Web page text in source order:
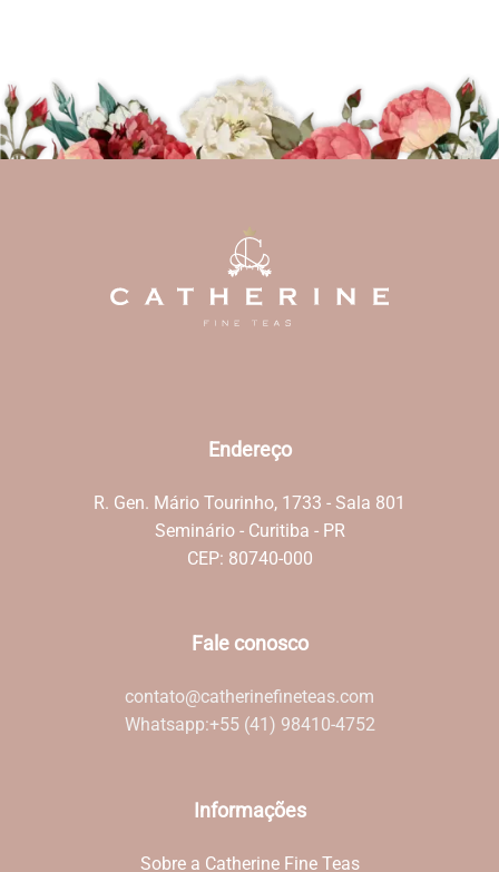
Endereço
R. Gen. Mário Tourinho, 1733 - Sala 801
Seminário - Curitiba - PR
CEP: 80740-000
Fale conosco
contato@catherinefineteas.com
Whatsapp:+55 (41) 98410-4752
Informações
Sobre a Catherine Fine Teas